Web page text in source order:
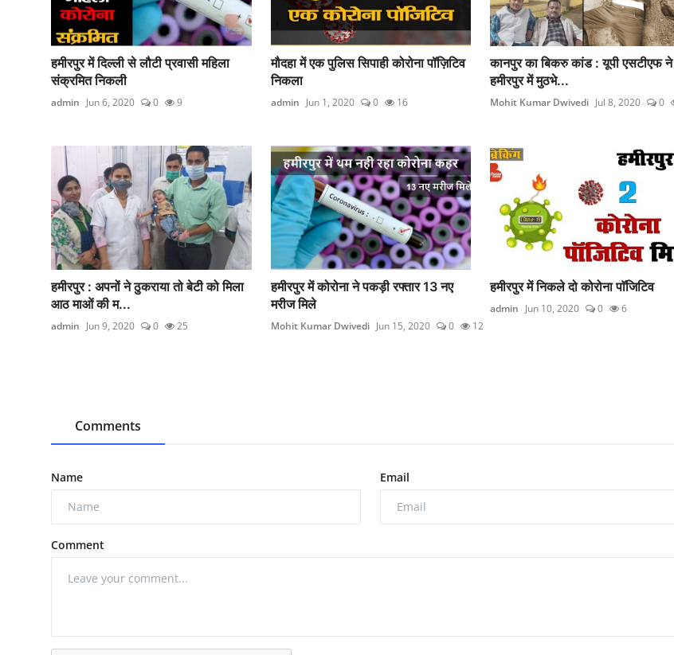
हमीरपुर में दिल्ली से लौटी प्रवासी महिला
संक्रमित निकली
admin Jun 6, 2020 0 9
मौदहा में एक पुलिस सिपाही कोरोना पॉज़िटिव
निकला
admin Jun 1, 2020 0 16
कानपुर का बिकरु कांड : यूपी एसटीएफ ने
हमीरपुर में मुठभे...
Mohit Kumar Dwivedi Jul 8, 2020 0
हमीरपुर : अपनों ने ठुकराया तो बेटी को मिला
आठ माओं की म...
admin Jun 9, 2020 0 25
हमीरपुर में कोरोना ने पकड़ी रफ्तार 13 नए
मरीज मिले
Mohit Kumar Dwivedi Jun 15, 2020 0 12
हमीरपुर में निकले दो कोरोना पाॅजिटिव
admin Jun 10, 2020 0 6
Comments
Name Email
Comment